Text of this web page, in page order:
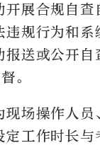
开展合规自查
违规行为和系
报送或公开自
。
现场操作人员
定工作时长与